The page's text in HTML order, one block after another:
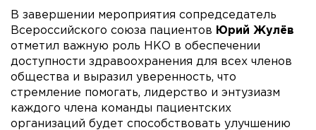
В завершении мероприятия сопредседатель
Всероссийского союза пациентов Юрий Жулёв
отметил важную роль НКО в обеспечении
доступности здравоохранения для всех членов
общества и выразил уверенность, что
стремление помогать, лидерство и энтузиазм
каждого члена команды пациентских
организаций будет способствовать улучшению